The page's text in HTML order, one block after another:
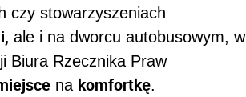
czy stowarzyszeniach
ale i na dworcu autobusowym, w
Biura Rzecznika Praw
na komfortkę.